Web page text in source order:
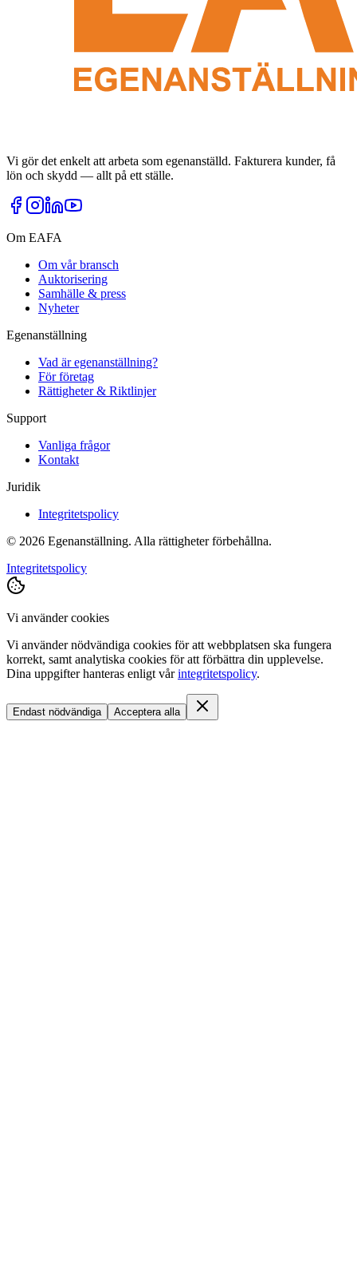
Vi gör det enkelt att arbeta som egenanställd. Fakturera kunder, få
lön och skydd — allt på ett ställe.
Om EAFA
Om vår bransch
Auktorisering
Samhälle & press
Nyheter
Egenanställning
Vad är egenanställning?
För företag
Rättigheter & Riktlinjer
Support
Vanliga frågor
Kontakt
Juridik
Integritetspolicy
© 2026 Egenanställning. Alla rättigheter förbehållna.
Integritetspolicy
Vi använder cookies
Vi använder nödvändiga cookies för att webbplatsen ska fungera
korrekt, samt analytiska cookies för att förbättra din upplevelse.
Dina uppgifter hanteras enligt vår integritetspolicy.
Endast nödvändiga Acceptera alla